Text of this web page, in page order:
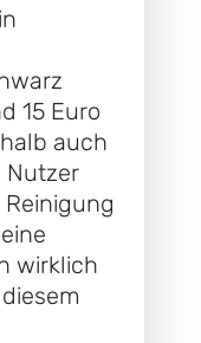
15 Euro
auch
Nutzer
wirklich